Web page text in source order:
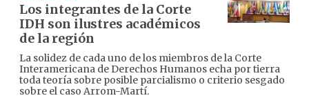
Los integrantes de la Corte
IDH son ilustres académicos
de la región
La solidez de cada uno de los miembros de la Corte
Interamericana de Derechos Humanos echa por tierra
toda teoría sobre posible parcialismo o criterio sesgado
sobre el caso Arrom-Martí.